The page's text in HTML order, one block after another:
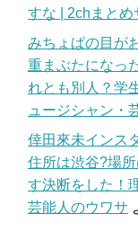
すな | 2chまとめ
みちょぱの目が
重まぶたになっ
れとも別人？学
ュージシャン・
倖田來未インス
住所は渋谷?場
す決断をした！
芸能人のウワサ